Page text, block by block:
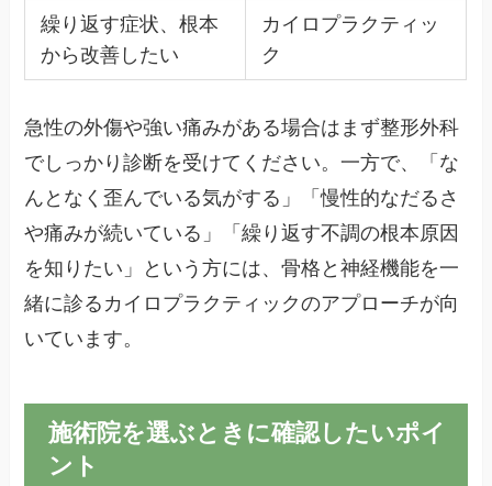
繰り返す症状、根本
から改善したい
カイロプラクティッ
ク
急性の外傷や強い痛みがある場合はまず整形外科
でしっかり診断を受けてください。一方で、「な
んとなく歪んでいる気がする」「慢性的なだるさ
や痛みが続いている」「繰り返す不調の根本原因
を知りたい」という方には、骨格と神経機能を一
緒に診るカイロプラクティックのアプローチが向
いています。
施術院を選ぶときに確認したいポイ
ント